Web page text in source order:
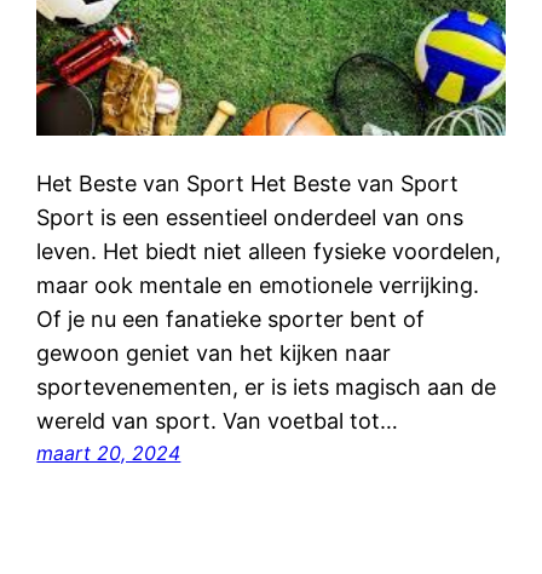
Het Beste van Sport Het Beste van Sport
Sport is een essentieel onderdeel van ons
leven. Het biedt niet alleen fysieke voordelen,
maar ook mentale en emotionele verrijking.
Of je nu een fanatieke sporter bent of
gewoon geniet van het kijken naar
sportevenementen, er is iets magisch aan de
wereld van sport. Van voetbal tot…
maart 20, 2024